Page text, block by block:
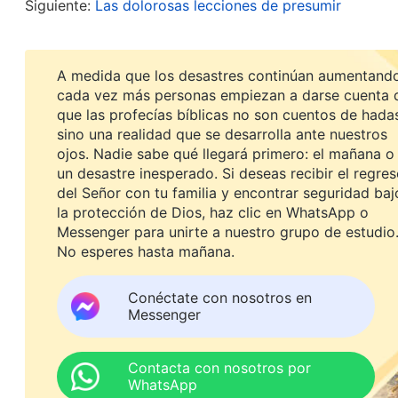
palabras de Dios son muy claras. Juzgar y
Esto perturba el trabajo de la iglesia, y se debe
sobre los acontecimientos recientes, me
hacer trabajo real. Entonces, ¿por qué Chen
Chen Ping ve que Su Jing está haciendo algo
líderes superiores, pero ¿por qué me dice estas
arraigadas de años atrás contra Su Jing? ¿No
Jing? Además, no solo la está juzgando frente a
líder y a la diaconisa del evangelio de otra
que está a cargo del trabajo de depuración.
para proteger el trabajo de la iglesia ni para
incitar al caos con el objetivo de conseguir que
Siguiente: Las dolorosas lecciones de presumir
A medida que los desastres continúan
cada vez más personas empiezan a darse cuenta
que las profecías bíblicas no son cuentos de
sino una realidad que se desarrolla ante nuestros
ojos. Nadie sabe qué llegará primero: el mañana o
un desastre inesperado. Si deseas recibir el
del Señor con tu familia y encontrar seguridad
la protección de Dios, haz clic en WhatsApp o
Messenger para unirte a nuestro grupo de estudio.
No esperes hasta mañana.
Conéctate con nosotros en
Messenger
Contacta con nosotros por
WhatsApp